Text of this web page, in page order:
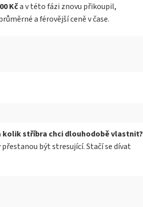
Kča v této fázi znovu přikoupil,
a férovější ceně v čase.
kolik stříbra chci dlouhodobě vlastnit?
být stresující. Stačí se dívat